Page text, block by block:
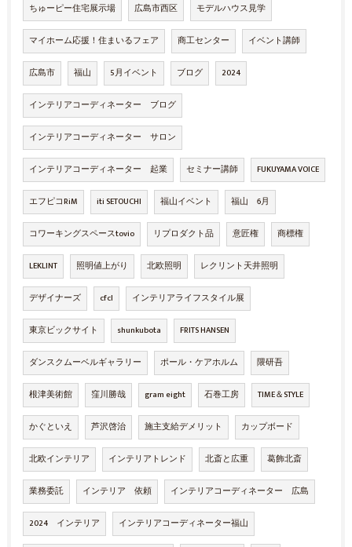
ちゅーピー住宅展示場 広島市西区 モデルハウス見学
マイホーム応援！住まいるフェア 商工センター イベント講師
広島市 福山 5月イベント ブログ 2024
インテリアコーディネーター ブログ
インテリアコーディネーター サロン
インテリアコーディネーター 起業 セミナー講師 FUKUYAMA VOICE
エフピコRiM iti SETOUCHI 福山イベント 福山 6月
コワーキングスペースtovio リプロダクト品 意匠権 商標権
LEKLINT 照明値上がり 北欧照明 レクリント天井照明
デザイナーズ cfcl インテリアライフスタイル展
東京ビックサイト shunkubota FRITS HANSEN
ダンスクムーベルギャラリー ポール・ケアホルム 隈研吾
根津美術館 窪川勝哉 gram eight 石巻工房 TIME＆STYLE
かぐといえ 芦沢啓治 施主支給デメリット カップボード
北欧インテリア インテリアトレンド 北斎と広重 葛飾北斎
業務委託 インテリア 依頼 インテリアコーディネーター 広島
2024 インテリア インテリアコーディネーター福山